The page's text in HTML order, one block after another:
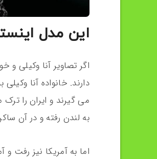
این مدل
اگر تصاویر آنا وکیلی
دارند. خانواده آنا
می گیرند و ایران را
به لندن رفته و در آن
اما به آمریکا نیز رفت